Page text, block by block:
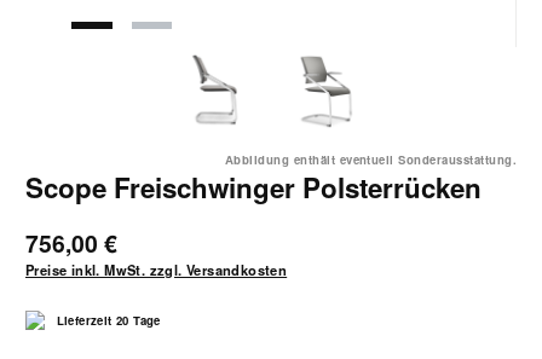
Abbildung enthält eventuell Sonderausstattung.
Scope Freischwinger Polsterrücken
756,00 €
Preise inkl. MwSt. zzgl. Versandkosten
Lieferzeit 20 Tage